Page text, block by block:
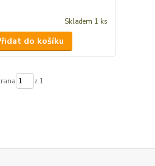
Skladem 1 ks
do košíku
z 1